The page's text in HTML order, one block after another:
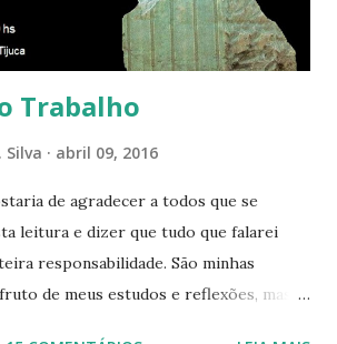
vibrações da Divina Harmonia. Há uma
a...
Trabalho
Silva abril 09, 2016
de agradecer a todos que se
leitura e dizer que tudo que falarei
responsabilidade. São minhas
de meus estudos e reflexões, mas